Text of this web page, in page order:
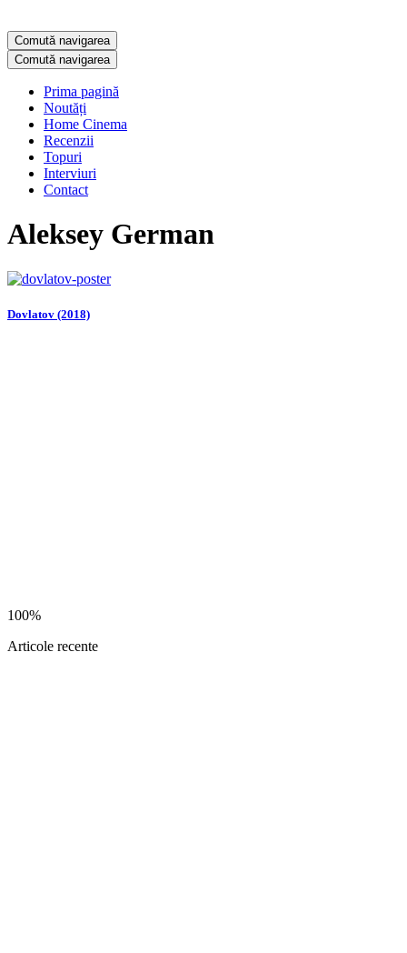
Comută navigarea
Comută navigarea
Prima pagină
Noutăți
Home Cinema
Recenzii
Topuri
Interviuri
Contact
Aleksey German
Dovlatov (2018)
100%
Articole recente